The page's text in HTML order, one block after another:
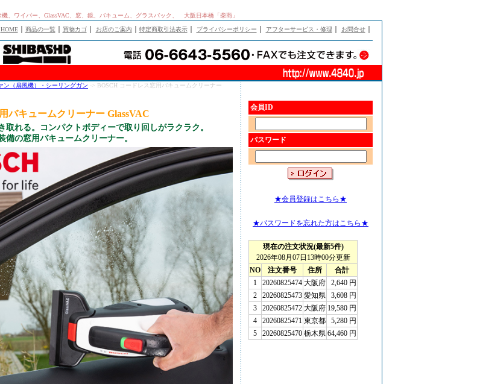
、ワイパー、GlassVAC、窓、鏡、バキューム、グラスバック、 大阪日本橋「柴商」
HOME｜ 商品の一覧 買物カゴ｜ お店のご案内 特定商取引法表示｜ プライバシーポリシー アフターサービス・修理 お問合せ｜
ン（扇風機）・シーリングガン -> BOSCH コードレス窓用バキュームクリーナー
バキュームクリーナー GlassVAC
取れる。コンパクトボディーで取り回しがラクラク。
備の窓用バキュームクリーナー。
会員ID
パスワード
★会員登録はこちら★
★パスワードを忘れた方はこちら★